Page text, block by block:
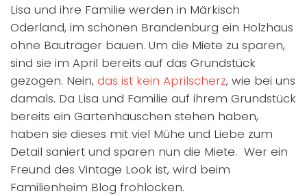
Lisa und ihre Familie werden in Märkisch
Oderland, im schönen Brandenburg ein Holzhaus
ohne Bauträger bauen. Um die Miete zu sparen,
sind sie im April bereits auf das Grundstück
gezogen. Nein, das ist kein Aprilscherz, wie bei uns
damals. Da Lisa und Familie auf ihrem Grundstück
bereits ein Gartenhäuschen stehen haben,
haben sie dieses mit viel Mühe und Liebe zum
Detail saniert und sparen nun die Miete. Wer ein
Freund des Vintage Look ist, wird beim
Familienheim Blog frohlocken.